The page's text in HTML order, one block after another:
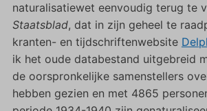
naturalisatiewet eenvoudig terug te
Staatsblad, dat in zijn geheel te
kranten- en tijdschriftenwebsite
ik het oude databestand uitgebreid
de oorspronkelijke samenstellers
hebben gezien en met 4865